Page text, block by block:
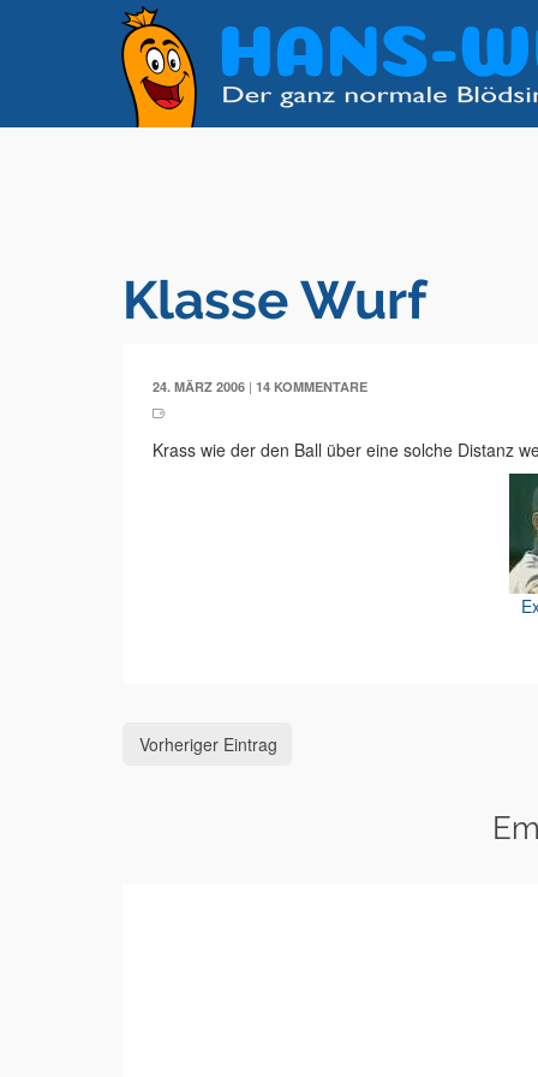
Klasse Wurf
24. MÄRZ 2006 | 14 KOMMENTARE
Krass wie der den Ball über eine solche Distanz
Vorheriger Eintrag